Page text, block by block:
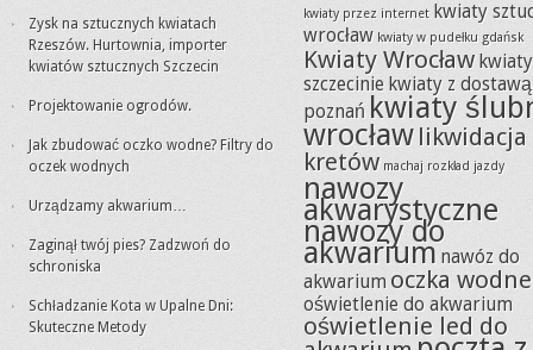
Zysk na sztucznych kwiatach
Rzeszów. Hurtownia, importer
kwiatów sztucznych Szczecin
Projektowanie ogrodów.
Jak zbudować oczko wodne? Filtry do
oczek wodnych
Urządzamy akwarium…
Zaginął twój pies? Zadzwoń do
schroniska
Schładzanie Kota w Upalne Dni:
Skuteczne Metody
kwiaty przez internet kwiaty
wrocław kwiaty w pudełku gdańsk
Kwiaty Wrocław
szczecinie kwiaty z dostawą
poznań kwiaty
wrocław likwidacja
kretów machaj rozkład jazdy
nawozy
akwarystyczne
nawozy do
akwarium nawóz do
akwarium oczka wodne
oświetlenie do akwarium
oświetlenie led do